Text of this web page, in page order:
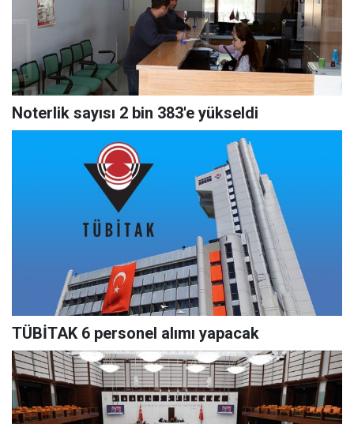
Noterlik sayısı 2 bin 383'e yükseldi
TÜBİTAK 6 personel alımı yapacak